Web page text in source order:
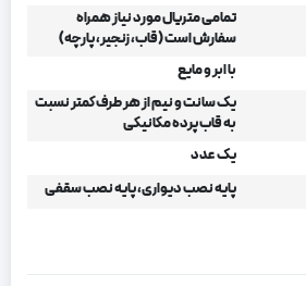
تمامی متریال مورد نیاز همراه
سفارش است (قاب، زنجیر، پارچه)
با ابر و مایع
یک سانت و نیم از هر طرف کمتر نسبت
به قاب پرده مکانیکی
یک عدد
پایه نصب دیواری، پایه نصب سقفی